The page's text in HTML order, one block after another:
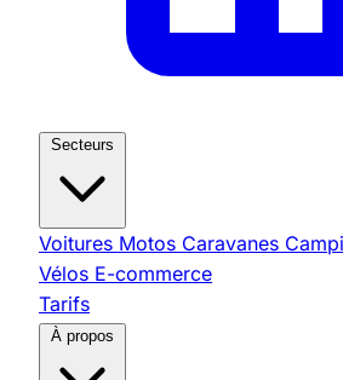
Voitures Motos Caravanes
Vélos E-commerce
Tarifs